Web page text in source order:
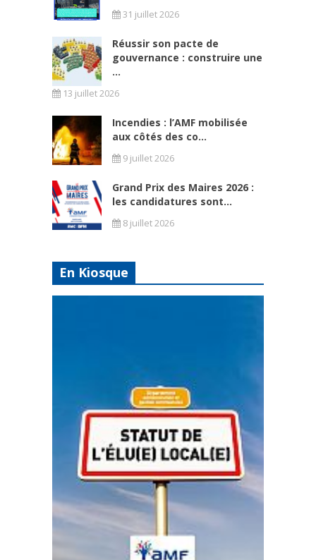
31 juillet 2026
Réussir son pacte de
gouvernance : construire une
...
13 juillet 2026
Incendies : l’AMF mobilisée
aux côtés des co...
9 juillet 2026
Grand Prix des Maires 2026 :
les candidatures sont...
8 juillet 2026
En Kiosque